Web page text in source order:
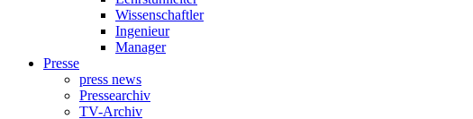
Wissenschaftler
Ingenieur
Manager
Presse
press news
Pressearchiv
TV-Archiv